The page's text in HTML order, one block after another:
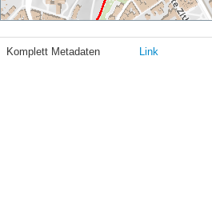
Komplett Metadaten Link